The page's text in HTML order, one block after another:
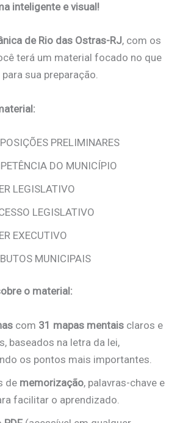
inteligente e visual!
de Rio das Ostras-RJ, com os
terá um material focado no que
sua preparação.
PRELIMINARES
DO MUNICÍPIO
LEGISLATIVO
LEGISLATIVO
EXECUTIVO
MUNICIPAIS
o material:
com 31 mapas mentais claros e
baseados na letra da lei,
os pontos mais importantes.
de memorização, palavras-chave e
facilitar o aprendizado.